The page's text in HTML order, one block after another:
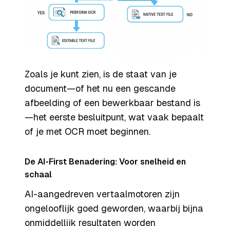
Zoals je kunt zien, is de staat van je
document—of het nu een gescande
afbeelding of een bewerkbaar bestand is
—het eerste besluitpunt, wat vaak bepaalt
of je met OCR moet beginnen.
De AI-First Benadering: Voor snelheid en
schaal
AI-aangedreven vertaalmotoren zijn
ongelooflijk goed geworden, waarbij bijna
onmiddellijk resultaten worden